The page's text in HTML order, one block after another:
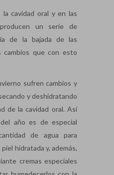
cavidad oral y en las
un serie de
de la bajada de las
que con esto
sufren cambios y
y deshidratando
de la cavidad oral. Así
año es de especial
de agua para
hidratada y, además,
cremas especiales